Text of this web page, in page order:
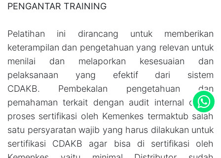
PENGANTAR TRAINING
Pelatihan ini dirancang untuk memberikan
keterampilan dan pengetahuan yang relevan untuk
menilai dan melaporkan kesesuaian dan
pelaksanaan yang efektif dari sistem
CDAKB. Pembekalan pengetahuan dan
pemahaman terkait dengan audit internal dalam
proses sertifikasi oleh Kemenkes termaktub salah
satu persyaratan wajib yang harus dilakukan untuk
sertifikasi CDAKB agar bisa di sertifikasi oleh